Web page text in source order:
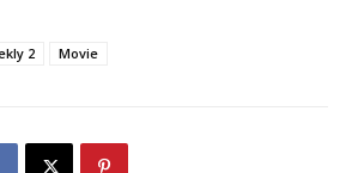
2 Movie